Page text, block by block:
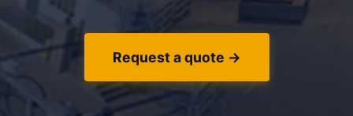
Request a quote →